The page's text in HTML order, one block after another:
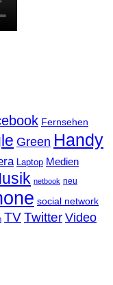
Fernsehen
Green Handy
Laptop Medien
netbook neu
social network
TVTwitter Video